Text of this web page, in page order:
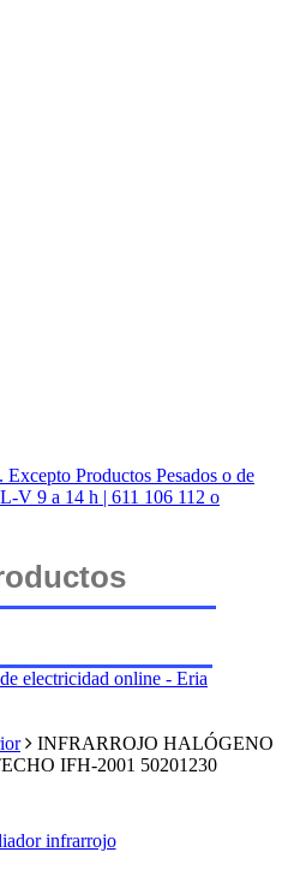
Productos Pesados o de
V 9 a 14 h | 611 106 112 o
INFRARROJO HALÓGENO
IFH-2001 50201230